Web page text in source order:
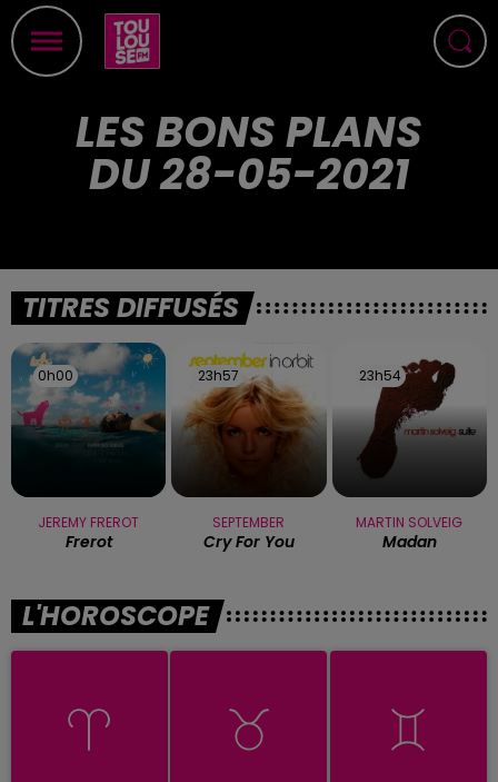
LES BONS PLANS
DU 28-05-2021
TITRES DIFFUSÉS
0h00
0h00
JEREMY FREROT
Frerot
23h57
23h57
SEPTEMBER
Cry For You
23h54
23h54
MARTIN SOLVEIG
Madan
L'HOROSCOPE